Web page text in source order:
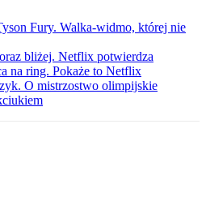
Fury. Walka-widmo, której nie
bliżej. Netflix potwierdza
na ring. Pokaże to Netflix
O mistrzostwo olimpijskie